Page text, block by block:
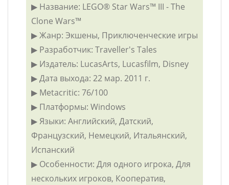
▶ Название: LEGO® Star Wars™ III - The
Clone Wars™
▶ Жанр: Экшены, Приключенческие игры
▶ Разработчик: Traveller's Tales
▶ Издатель: LucasArts, Lucasfilm, Disney
▶ Дата выхода: 22 мар. 2011 г.
▶ Metacritic: 76/100
▶ Платформы: Windows
▶ Языки: Английский, Датский,
Французский, Немецкий, Итальянский,
Испанский
▶ Особенности: Для одного игрока, Для
нескольких игроков, Кооператив,